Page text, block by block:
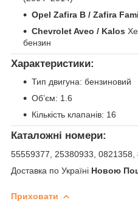
Opel Zafira B / Zafira
Chevrolet Aveo / Kalos
бензин
Характеристики:
Тип двигуна: бензиновий
Об’єм: 1.6
Кількість клапанів: 16
Каталожні номери:
55559377, 25380933, 0821358,
Доставка по Україні Новою
Приховати